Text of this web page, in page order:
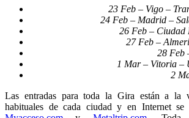
23 Feb – Vigo –
24 Feb – Madrid –
26 Feb – Ciudad
27 Feb –
28 Feb
1 Mar – Vitoria –
2
Las entradas para toda la Gira están a la
habituales de cada ciudad y en Internet se